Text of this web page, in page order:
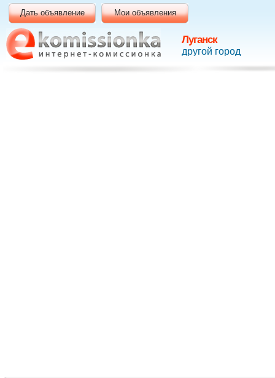
Луганск
другой город
Дать объявление Мои объявления